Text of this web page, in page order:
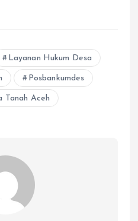
Layanan Hukum Desa
Posbankumdes
Tanah Aceh